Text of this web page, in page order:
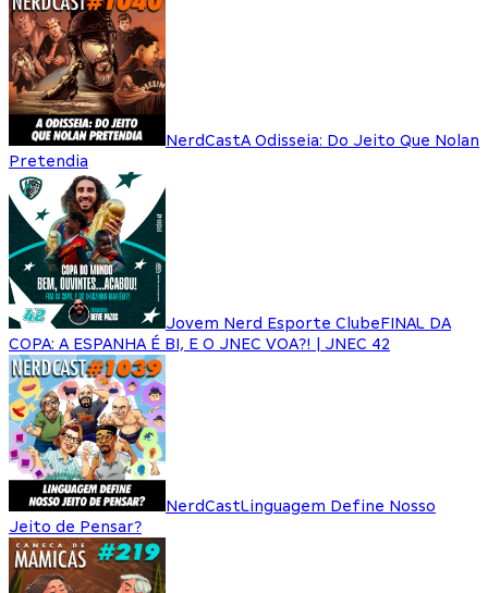
NerdCastA Odisseia: Do Jeito Que Nolan
Pretendia
Jovem Nerd Esporte ClubeFINAL DA
COPA: A ESPANHA É BI, E O JNEC VOA?! | JNEC 42
NerdCastLinguagem Define Nosso
Jeito de Pensar?